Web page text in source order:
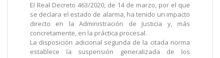
El Real Decreto 463/2020, de 14 de marzo, por el que
se declara el estado de alarma, ha tenido un impacto
directo en la Administración de Justicia y, más
concretamente, en la práctica procesal.
La disposición adicional segunda de la citada norma
establece la suspensión generalizada de los